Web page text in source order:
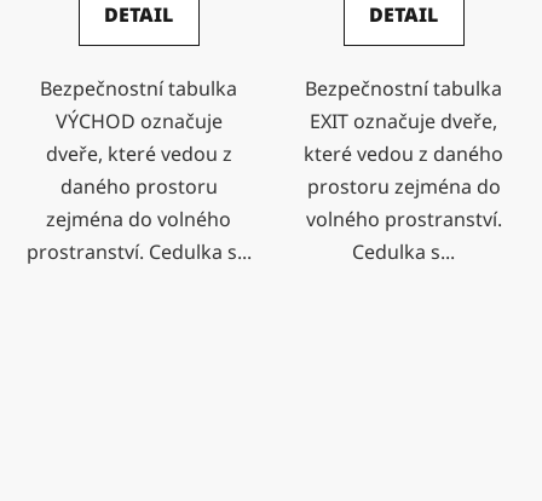
DETAIL
Bezpečnostní tabulka
VÝCHOD označuje
dveře, které vedou z
daného prostoru
zejména do volného
prostranství. Cedulka s...
DETAIL
Bezpečnostní tabulka
EXIT označuje dveře,
které vedou z daného
prostoru zejména do
volného prostranství.
Cedulka s...